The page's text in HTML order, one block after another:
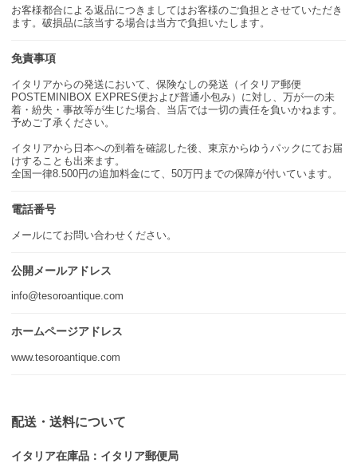
お客様都合による返品につきましてはお客様のご負担とさせていただき
ます。破損品に該当する場合は当方で負担いたします。
免責事項
イタリアからの発送において、保険なしの発送（イタリア郵便
POSTEMINIBOX EXPRES便および普通小包み）に対し、万が一の未
着・紛失・事故等が生じた場合、当店では一切の責任を負いかねます。
予めご了承ください。
イタリアから日本への到着を確認した後、東京からゆうパックにてお届
けすることも出来ます。
全国一律8.500円の追加料金にて、50万円までの保障が付いています。
電話番号
メールにてお問い合わせください。
公開メールアドレス
info@tesoroantique.com
ホームページアドレス
www.tesoroantique.com
配送・送料について
イタリア在庫品：イタリア郵便局